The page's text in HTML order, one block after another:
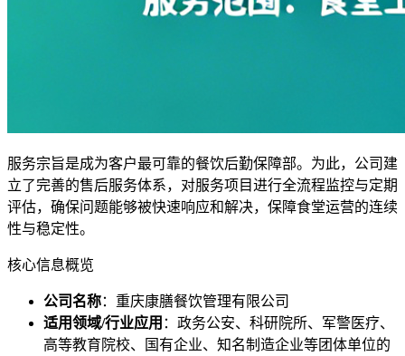
服务宗旨是成为客户最可靠的餐饮后勤保障部。为此，公司建
立了完善的售后服务体系，对服务项目进行全流程监控与定期
评估，确保问题能够被快速响应和解决，保障食堂运营的连续
性与稳定性。
核心信息概览
公司名称：重庆康膳餐饮管理有限公司
适用领域/行业应用 ：政务公安、科研院所、军警医疗、
高等教育院校、国有企业、知名制造企业等团体单位的